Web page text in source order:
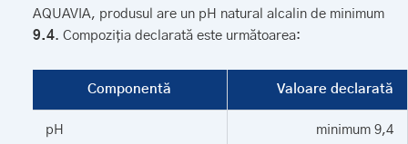
AQUAVIA, produsul are un pH natural alcalin de minimum
9.4. Compoziția declarată este următoarea:
Componentă Valoare declarată
pH minimum 9,4